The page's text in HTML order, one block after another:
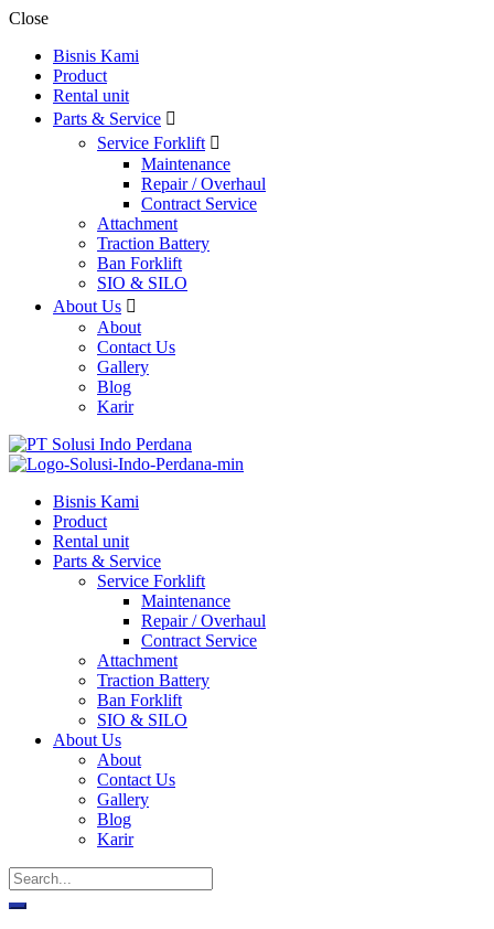
Close
Bisnis Kami
Product
Rental unit
Parts & Service
Service Forklift
Maintenance
Repair / Overhaul
Contract Service
Attachment
Traction Battery
Ban Forklift
SIO & SILO
About Us
About
Contact Us
Gallery
Blog
Karir
Bisnis Kami
Product
Rental unit
Parts & Service
Service Forklift
Maintenance
Repair / Overhaul
Contract Service
Attachment
Traction Battery
Ban Forklift
SIO & SILO
About Us
About
Contact Us
Gallery
Blog
Karir